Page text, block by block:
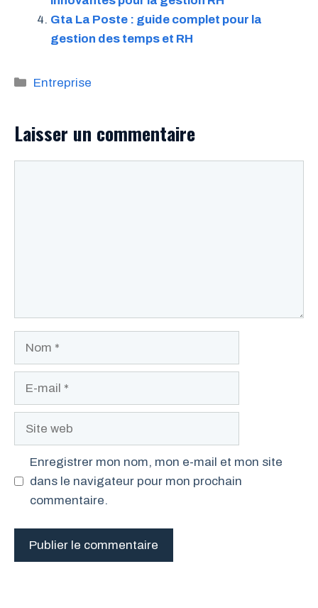
Gta La Poste : guide complet pour la
gestion des temps et RH
Catégories
Entreprise
Laisser un commentaire
Site
Enregistrer mon nom, mon e-mail et mon site
dans le navigateur pour mon prochain
commentaire.